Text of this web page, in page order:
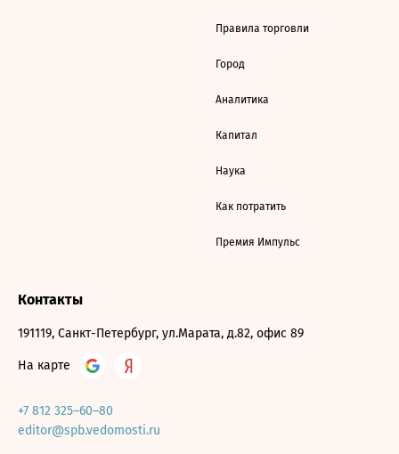
Правила торговли
Город
Аналитика
Капитал
Наука
Как потратить
Премия Импульс
Контакты
191119, Санкт-Петербург, ул.Марата, д.82, офис 89
На карте
+7 812 325–60–80
editor@spb.vedomosti.ru